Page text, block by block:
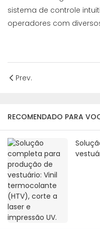
sistema de controle
operadores com
Prev.
RECOMENDADO PARA